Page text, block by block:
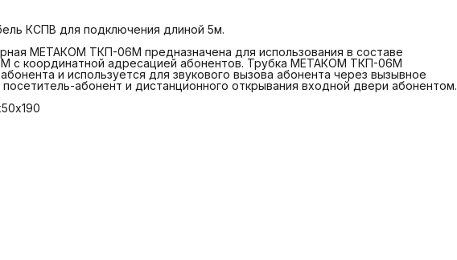
КСПВ для подключения длиной 5м.
МЕТАКОМ ТКП-06М предназначена для использования в составе
с координатной адресацией абонентов. Трубка МЕТАКОМ ТКП-06М
и используется для звукового вызова абонента через вызывное
абонент и дистанционного открывания входной двери абонентом.